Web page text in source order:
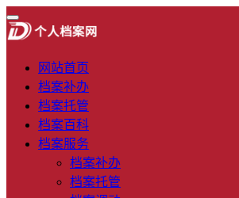
网站首页
档案补办
档案托管
档案百科
档案服务
档案补办
档案托管